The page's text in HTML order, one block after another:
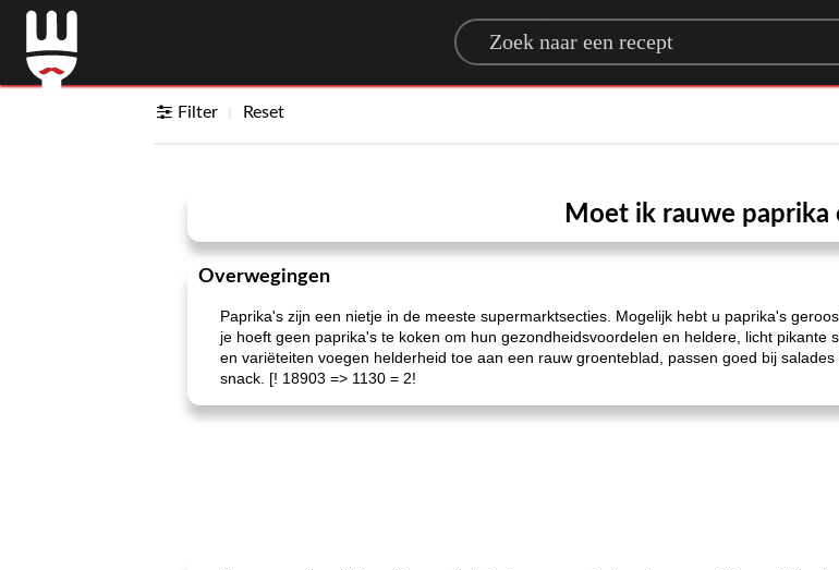
Search for a recipe
Filter Reset
Moet ik rauwe paprika
Overwegingen
Paprika's zijn een nietje in de meeste supermarktsecties. Mogelijk hebt u paprika's
je hoeft geen paprika's te koken om hun gezondheidsvoordelen en heldere, licht pikante
en variëteiten voegen helderheid toe aan een rauw groenteblad, passen goed bij
snack. [! 18903 => 1130 = 2!